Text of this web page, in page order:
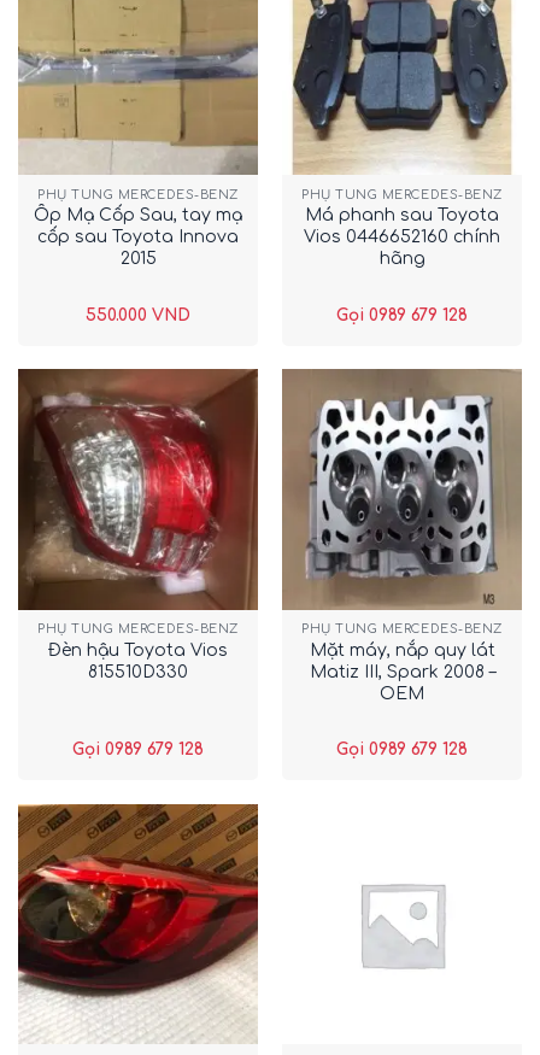
PHỤ TÙNG MERCEDES-BENZ
Ốp Mạ Cốp Sau, tay mạ
cốp sau Toyota Innova
2015
550.000 VND
PHỤ TÙNG MERCEDES-BENZ
Má phanh sau Toyota
Vios 0446652160 chính
hãng
Gọi 0989 679 128
PHỤ TÙNG MERCEDES-BENZ
Đèn hậu Toyota Vios
815510D330
Gọi 0989 679 128
PHỤ TÙNG MERCEDES-BENZ
Mặt máy, nắp quy lát
Matiz III, Spark 2008 –
OEM
Gọi 0989 679 128